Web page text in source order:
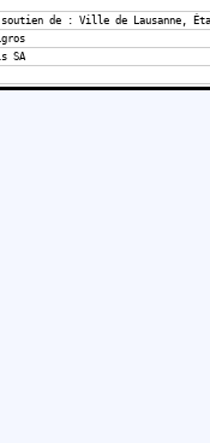
de : Ville de Lausanne,
SA